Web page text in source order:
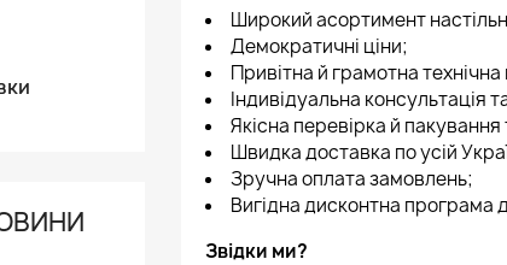
Широкий асортимент
Демократичні ціни;
Привітна й грамотна
Індивідуальна консультація
Якісна перевірка й
Швидка доставка по усій
Зручна оплата замовлень;
Вигідна дисконтна програма
Звідки ми?